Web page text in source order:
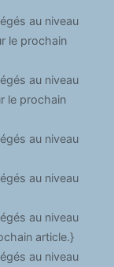
au niveau
le prochain
au niveau
le prochain
au niveau
au niveau
au niveau
article.}
au niveau